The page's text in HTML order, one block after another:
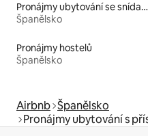
Pronájmy ubytování se snídaní
Španělsko
Pronájmy hostelů
Španělsko
Airbnb Španělsko
Pronájmy ubytování s